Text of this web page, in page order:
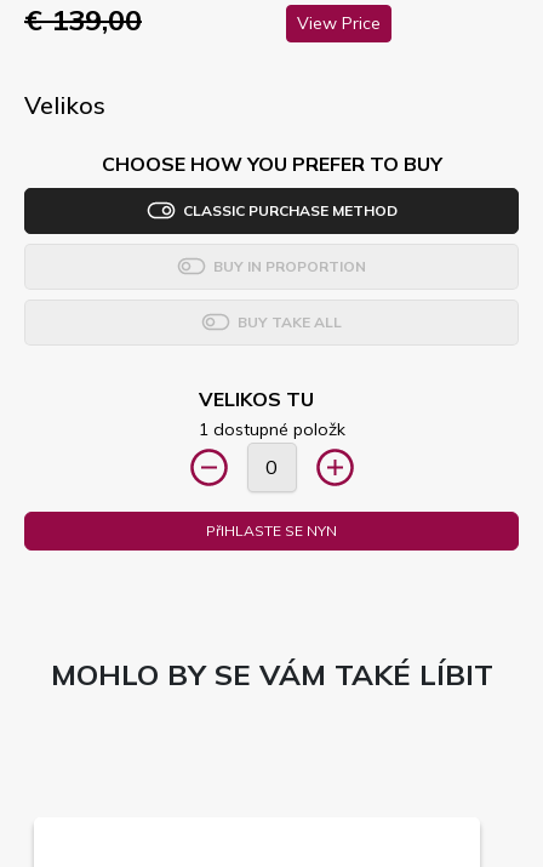
€ 139,00 View Price
Velikos
CHOOSE HOW YOU PREFER TO BUY
CLASSIC PURCHASE METHOD
BUY IN PROPORTION
BUY TAKE ALL
VELIKOS TU
1 dostupné položk
PřIHLASTE SE NYN
MOHLO BY SE VÁM TAKÉ LÍBIT